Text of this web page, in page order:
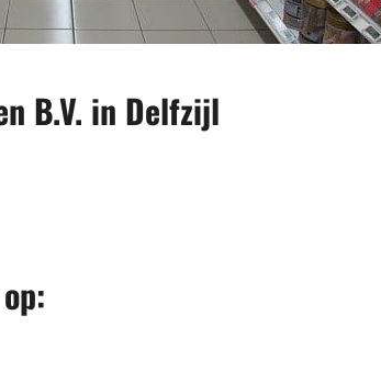
B.V. in Delfzijl